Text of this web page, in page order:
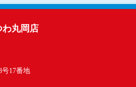
わ丸岡店
17番地